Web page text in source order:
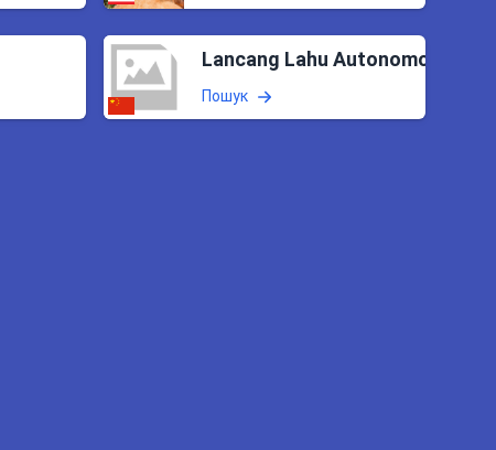
Lancang Lahu Autonomous
Пошук